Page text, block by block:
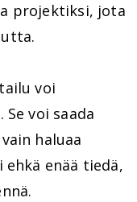
projektiksi, jota
voi
voi saada
haluaa
ehkä enää tiedä,